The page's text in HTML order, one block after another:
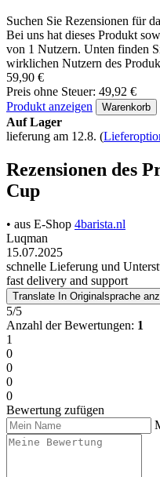
Suchen Sie Rezensionen für
Bei uns hat dieses Produkt
von 1 Nutzern. Unten finden
wirklichen Nutzern des
59,90 €
Preis ohne Steuer: 49,92 €
Produkt anzeigen
Warenkorb
Auf Lager
lieferung am 12.8. (
Rezensionen des
Cup
• aus E-Shop 4barista.nl
Luqman
15.07.2025
schnelle Lieferung und
fast delivery and support
Translate In Originalsprache
5/5
Anzahl der Bewertungen: 1
1
0
0
0
0
Bewertung zufügen